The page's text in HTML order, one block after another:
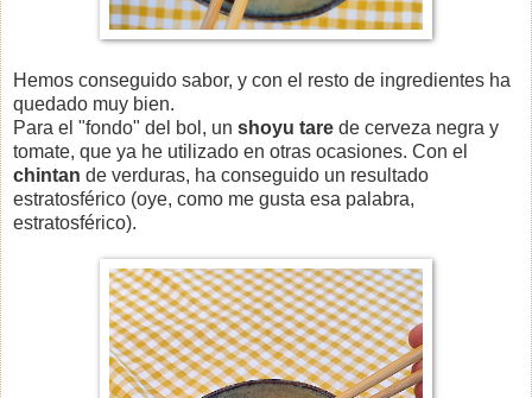
Hemos conseguido sabor, y con el resto de ingredientes ha
quedado muy bien.
Para el "fondo" del bol, un shoyu tare de cerveza negra y
tomate, que ya he utilizado en otras ocasiones. Con el
chintan de verduras, ha conseguido un resultado
estratosférico (oye, como me gusta esa palabra,
estratosférico).